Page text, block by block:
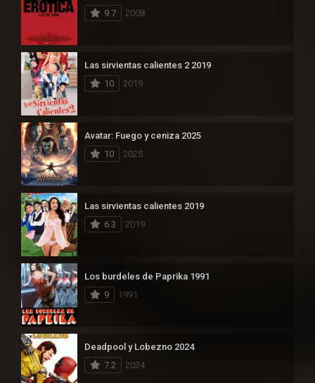
9.7 2008
Las sirvientas calientes 2 2019
10
2019
Avatar: Fuego y ceniza 2025
10
2025
Las sirvientas calientes 2019
6.3
2019
Los burdeles de Paprika 1991
9
1991
Deadpool y Lobezno 2024
7.2
2024